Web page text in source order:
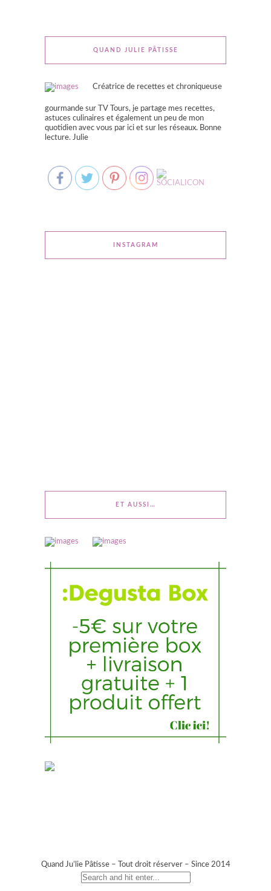
QUAND JULIE PÂTISSE
Créatrice de recettes et chroniqueuse
gourmande sur TV Tours, je partage mes recettes,
astuces culinaires et également un peu de mon
quotidien avec vous par ici et sur les réseaux. Bonne
lecture. Julie
INSTAGRAM
ET AUSSI…
Quand Ju’lie Pâtisse – Tout droit réserver – Since 2014